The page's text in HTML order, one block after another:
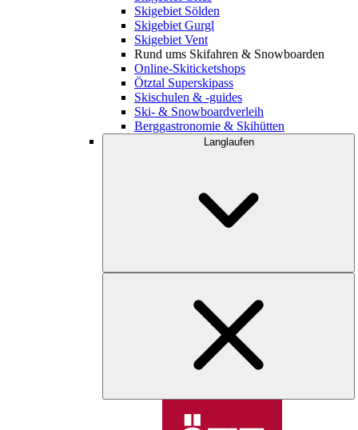
Skigebiet Sölden
Skigebiet Gurgl
Skigebiet Vent
Rund ums Skifahren & Snowboarden
Online-Skiticketshops
Ötztal Superskipass
Skischulen & -guides
Ski- & Snowboardverleih
Berggastronomie & Skihütten
Langlaufen